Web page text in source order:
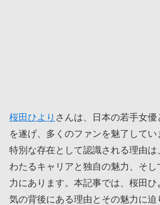
桜田ひより さんは、日本の若手女
を遂げ、多くのファンを魅了して
特別な存在として認識される理由は
わたるキャリアと独自の魅力、そし
力にあります。本記事では、桜田ひ
気の背後にある理由とその魅力に迫